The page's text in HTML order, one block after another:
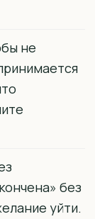
не
без
уйти.